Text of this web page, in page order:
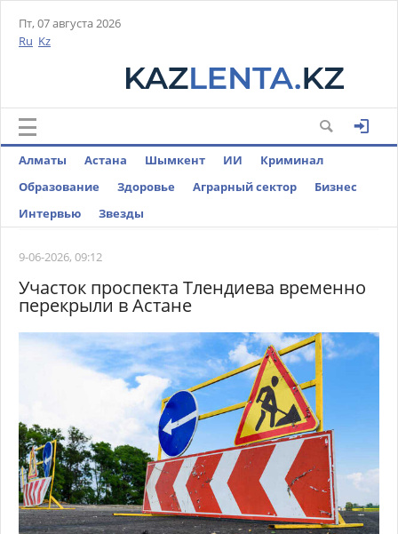
Пт, 07 августа 2026
Ru Kz
Алматы Астана Шымкент ИИ
Криминал
Образование
Здоровье Аграрный сектор
Бизнес
Интервью
Звезды
9-06-2026, 09:12
Участок проспекта Тлендиева временно
перекрыли в Астане